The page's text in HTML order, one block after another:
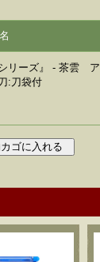
リーズ』 - 茶雲 ア
:刀袋付